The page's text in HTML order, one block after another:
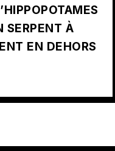
SERPENT À
EN DEHORS